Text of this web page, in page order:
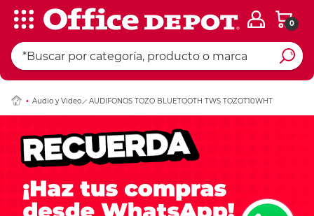
0
Audio y Video AUDIFONOS TOZO BLUETOOTH TWS TOZOT10WHT
Ingresar Codigo